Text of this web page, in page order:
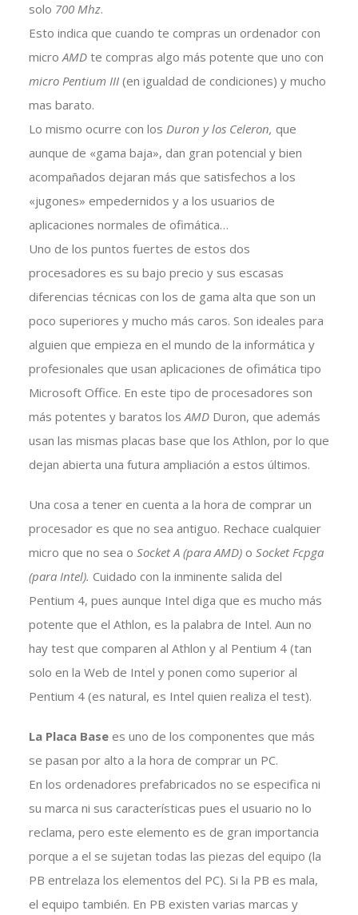
solo 700 Mhz.
Esto indica que cuando te compras un ordenador con
microAMDte compras algo más potente que uno con
micro Pentium III(en igualdad de condiciones) y mucho
mas barato.
Lo mismo ocurre con los Duron y los Celeron, que
aunque de «gama baja», dan gran potencial y bien
acompañados dejaran más que satisfechos a los
«jugones» empedernidos y a los usuarios de
aplicaciones normales de ofimática…
Uno de los puntos fuertes de estos dos
procesadores es su bajo precio y sus escasas
diferencias técnicas con los de gama alta que son un
poco superiores y mucho más caros. Son ideales para
alguien que empieza en el mundo de la informática y
profesionales que usan aplicaciones de ofimática tipo
Microsoft Office. En este tipo de procesadores son
más potentes y baratos losAMDDuron, que además
usan las mismas placas base que los Athlon, por lo que
dejan abierta una futura ampliación a estos últimos.
Una cosa a tener en cuenta a la hora de comprar un
procesador es que no sea antiguo. Rechace cualquier
micro que no sea o Socket A (para AMD) o Socket Fcpga
(para Intel). Cuidado con la inminente salida del
Pentium 4, pues aunque Intel diga que es mucho más
potente que el Athlon, es la palabra de Intel. Aun no
hay test que comparen al Athlon y al Pentium 4 (tan
solo en la Web de Intel y ponen como superior al
Pentium 4 (es natural, es Intel quien realiza el test).
La Placa Base es uno de los componentes que más
se pasan por alto a la hora de comprar un PC.
En los ordenadores prefabricados no se especifica ni
su marca ni sus características pues el usuario no lo
reclama, pero este elemento es de gran importancia
porque a el se sujetan todas las piezas del equipo (la
PB entrelaza los elementos del PC). Si la PB es mala,
el equipo también. En PB existen varias marcas y